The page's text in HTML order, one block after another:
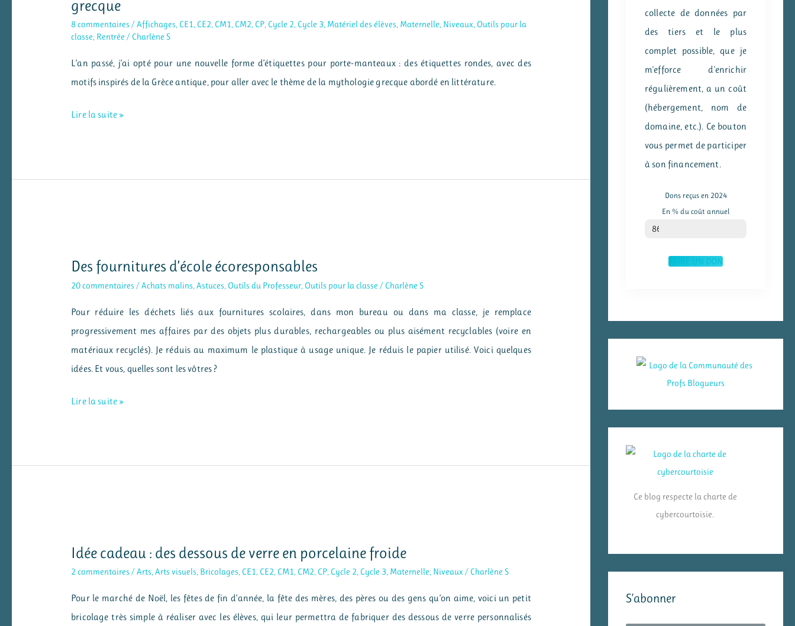
mathématiques
grecque
8 commentaires/Affichages, CE1, CE2, CM1, CM2, CP, Cycle 2, Cycle 3, Matériel des élèves, Maternelle, Niveaux, Outils pour la
classe, Rentrée / Charlène S
L’an passé, j’ai opté pour une nouvelle forme d’étiquettes pour porte-manteaux : des étiquettes rondes, avec des
motifs inspirés de la Grèce antique, pour aller avec le thème de la mythologie grecque abordé en littérature.
Des
de
la
Lire la suite »
Des fournitures d’école écoresponsables
20 commentaires /Achats malins ,Astuces Outils du Professeur Outils pour la classe / Charlène S
Pour réduire les déchets liés aux fournitures scolaires, dans mon bureau ou dans ma classe, je remplace
progressivement mes affaires par des objets plus durables, rechargeables ou plus aisément recyclables (voire en
matériaux recyclés). Je réduis au maximum le plastique à usage unique. Je réduis le papier utilisé. Voici quelques
idées. Et vous, quelles sont les vôtres ?
Des
Lire la suite »
Idée cadeau : des dessous de verre en porcelaine froide
2 commentaires/Arts,Arts visuels, Bricolages, CE1, CE2, CM1, CM2, CP, Cycle 2, Cycle 3, Maternelle, Niveaux/ Charlène S
Pour le marché de Noël, les fêtes de fin d’année, la fête des mères, des pères ou des gens qu’on aime, voici un petit
bricolage très simple à réaliser avec les élèves, qui leur permettra de fabriquer des dessous de verre personnalisés
collecte de données par
des tiers et le plus
complet possible, que je
m'efforce d'enrichir
régulièrement, a un coût
(hébergement, nom de
domaine, etc.). Ce bouton
vous permet de participer
à son financement.
Dons reçus en 2024
En % du coût annuel
% du coût annuel
86
FAIRE UN DON
Ce blog respecte la charte de
cybercourtoisie.
S’abonner